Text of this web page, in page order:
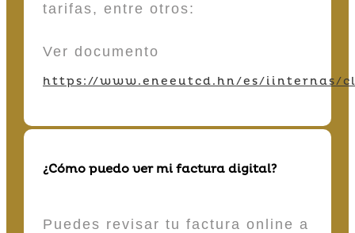
tarifas, entre otros:
Ver documento
https://www.eneeutcd.hn/es/iinternas/
¿Cómo puedo ver mi factura digital?
Puedes revisar tu factura online a